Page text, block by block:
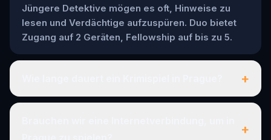
Jüngere Detektive mögen es oft, Hinweise zu
lesen und Verdächtige aufzuspüren. Duo bietet
Zugang auf 2 Geräten, Fellowship auf bis zu 5.
+
+